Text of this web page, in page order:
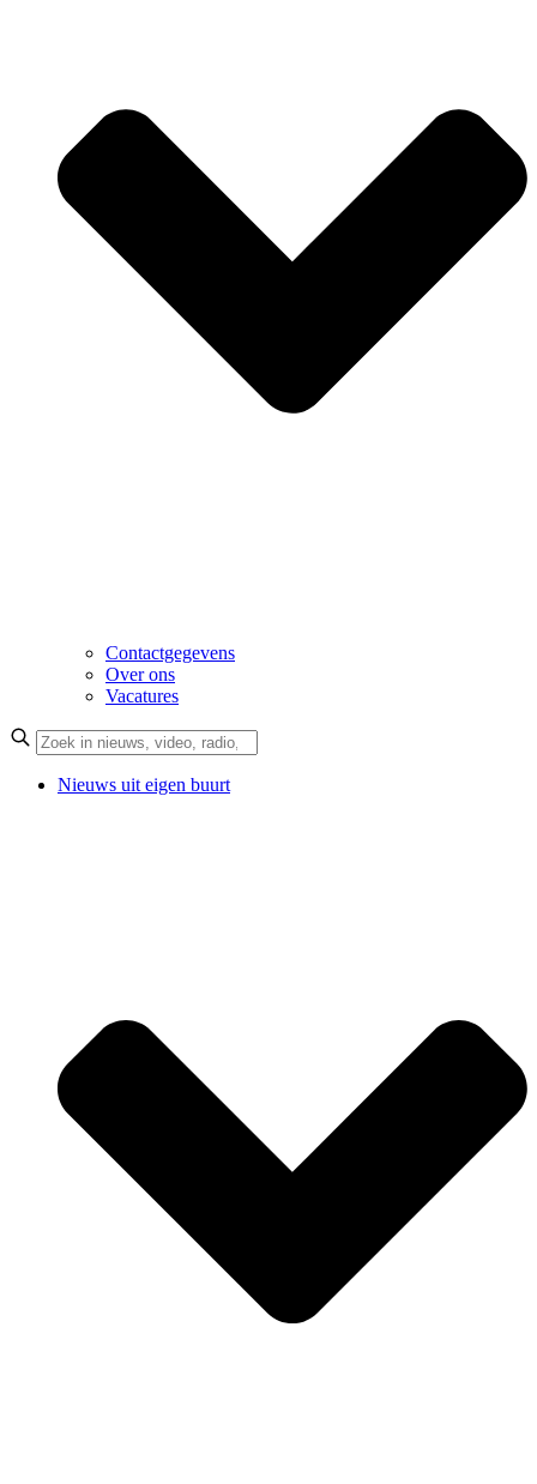
Contactgegevens
Over ons
Vacatures
Nieuws uit eigen buurt